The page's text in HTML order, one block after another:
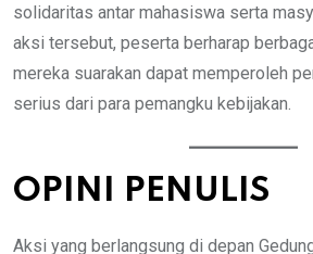
solidaritas antar mahasiswa serta
aksi tersebut, peserta berharap
mereka suarakan dapat memperoleh
serius dari para pemangku kebijakan.
OPINI PENULIS
Aksi yang berlangsung di depan